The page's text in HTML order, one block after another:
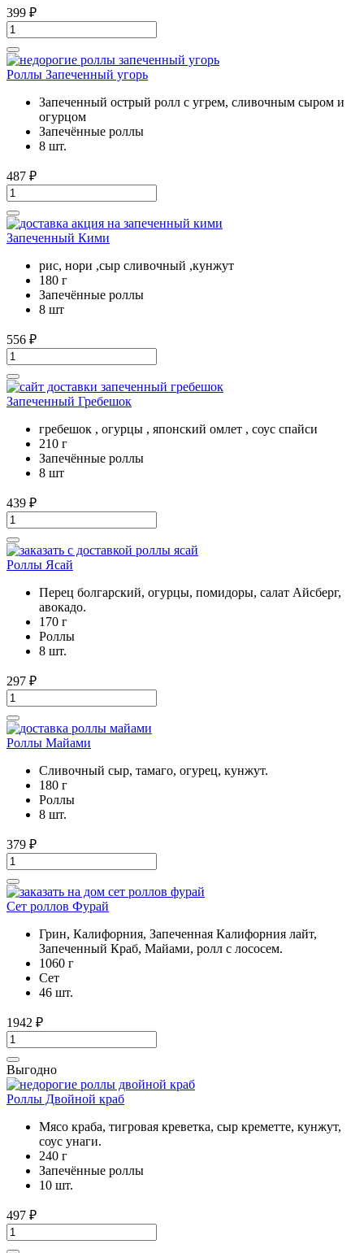
399 ₽
Роллы Запеченный угорь
Запеченный острый ролл с угрем, сливочным сыром и
огурцом
Запечённые роллы
8 шт.
487 ₽
Запеченный Кими
рис, нори ,сыр сливочный ,кунжут
180 г
Запечённые роллы
8 шт
556 ₽
Запеченный Гребешок
гребешок , огурцы , японский омлет , соус спайси
210 г
Запечённые роллы
8 шт
439 ₽
Роллы Ясай
Перец болгарский, огурцы, помидоры, салат Айсберг,
авокадо.
170 г
Роллы
8 шт.
297 ₽
Роллы Майами
Сливочный сыр, тамаго, огурец, кунжут.
180 г
Роллы
8 шт.
379 ₽
Сет роллов Фурай
Грин, Калифорния, Запеченная Калифорния лайт,
Запеченный Краб, Майами, ролл с лососем.
1060 г
Cет
46 шт.
1942 ₽
Выгодно
Роллы Двойной краб
Мясо краба, тигровая креветка, сыр креметте, кунжут,
соус унаги.
240 г
Запечённые роллы
10 шт.
497 ₽